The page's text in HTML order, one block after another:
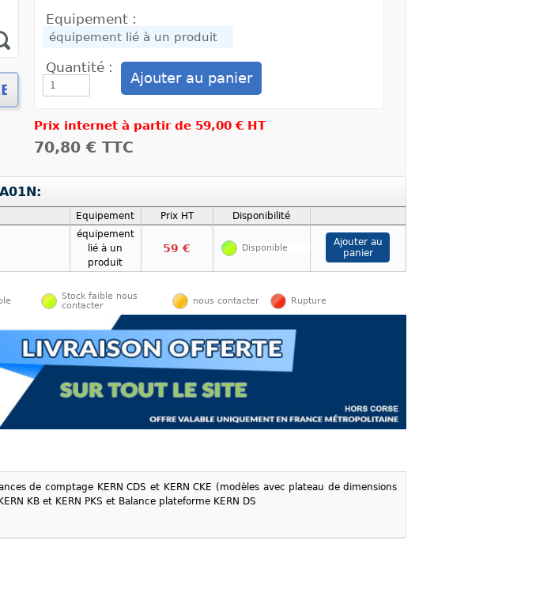
Equipement :
Quantité :
Prix internet à partir de 59,00 € HT
70,80 € TTC
Equipement Prix HT Disponibilité
équipement
lié à un
produit
59 € Disponible
Stock faible nous
contacter
nous contacter Rupture
de comptage KERN CDS et KERN CKE (modèles avec plateau de dimensions
KB et KERN PKS et Balance plateforme KERN DS